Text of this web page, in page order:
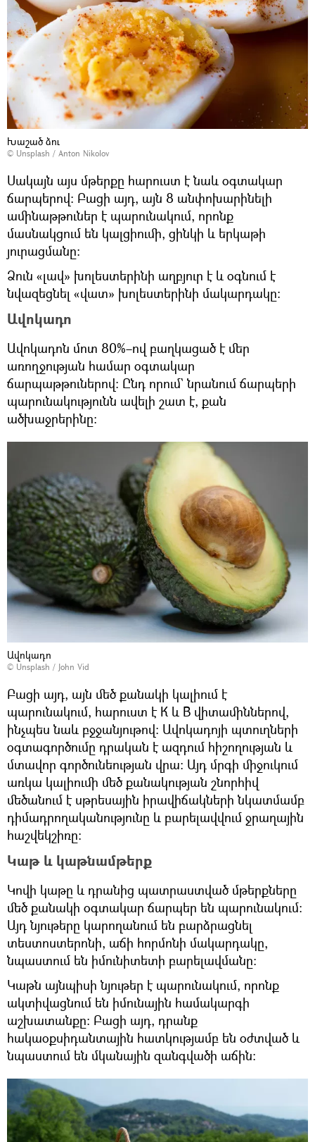
Խաշած ձու
© Unsplash / Anton Nikolov
Սակայն այս մթերքը հարուստ է նաև օգտակար
ճարպերով։ Բացի այդ, այն 8 անփոխարինելի
ամինաթթուներ է պարունակում, որոնք
մասնակցում են կալցիումի, ցինկի և երկաթի
յուրացմանը։
Ձուն «լավ» խոլեստերինի աղբյուր է և օգնում է
նվազեցնել «վատ» խոլեստերինի մակարդակը։
Ավոկադո
Ավոկադոն մոտ 80%–ով բաղկացած է մեր
առողջության համար օգտակար
ճարպաթթուներով։ Ընդ որում` նրանում ճարպերի
պարունակությունն ավելի շատ է, քան
ածխաջրերինը։
Ավոկադո
© Unsplash / John Vid
Բացի այդ, այն մեծ քանակի կալիում է
պարունակում, հարուստ է К և В վիտամիններով,
ինչպես նաև բջջանյութով։ Ավոկադոյի պտուղների
օգտագործումը դրական է ազդում հիշողության և
մտավոր գործունեության վրա։ Այդ մրգի միջուկում
առկա կալիումի մեծ քանակության շնորհիվ
մեծանում է սթրեսային իրավիճակների նկատմամբ
դիմադրողականությունը և բարելավվում ջրաղային
հաշվեկշիռը։
Կաթ և կաթնամթերք
Կովի կաթը և դրանից պատրաստված մթերքները
մեծ քանակի օգտակար ճարպեր են պարունակում։
Այդ նյութերը կարողանում են բարձրացնել
տեստոստերոնի, աճի հորմոնի մակարդակը,
նպաստում են իմունիտետի բարելավմանը։
Կաթն այնպիսի նյութեր է պարունակում, որոնք
ակտիվացնում են իմունային համակարգի
աշխատանքը։ Բացի այդ, դրանք
հակաօքսիդանտային հատկությամբ են օժտված և
նպաստում են մկանային զանգվածի աճին։